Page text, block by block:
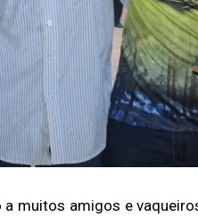
muitos amigos e